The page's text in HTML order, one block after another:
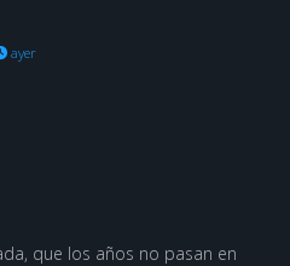
ayer
que los años no pasan en